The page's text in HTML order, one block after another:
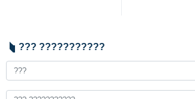
??? ???????????